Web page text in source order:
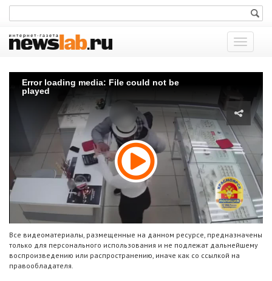
Показать
меню
Error loading media: File could not be
played
Все видеоматериалы, размещенные на данном ресурсе, предназначены
только для персонального использования и не подлежат дальнейшему
воспроизведению или распространению, иначе как со ссылкой на
правообладателя.